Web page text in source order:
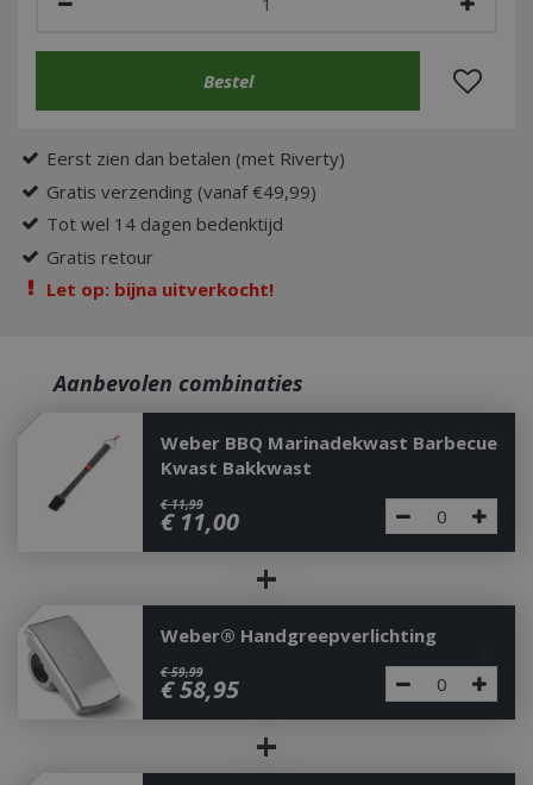
Eerst zien dan betalen (met Riverty)
Gratis verzending (vanaf €49,99)
Tot wel 14 dagen bedenktijd
Gratis retour
Let op: bijna uitverkocht!
Aanbevolen combinaties
Weber BBQ Marinadekwast Barbecue
Kwast Bakkwast
€ 11,99
€ 11,00
+
Weber® Handgreepverlichting
€ 59,99
€ 58,95
+